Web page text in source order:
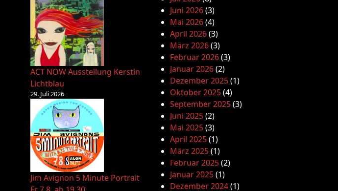
ACT NOW Ausstellung Kerstin
Lichtblau
29. Juli 2026
Jim Avignon 5 Minute Portrait
Juni 2026(3)
Mai 2026(4)
April 2026(3)
März 2026(3)
Februar 2026(3)
Januar 2026(2)
Dezember 2025(1)
Oktober 2025(4)
September 2025(3)
Juni 2025(2)
Mai 2025(3)
April 2025(1)
März 2025(1)
Februar 2025(2)
Januar 2025(1)
Dezember 2024(1)